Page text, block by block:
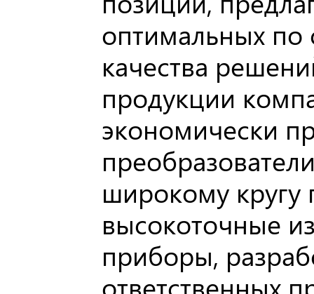
оптимальных
качества
продукции
экономически
широкому кругу
высокоточные
приборы,
ответственных